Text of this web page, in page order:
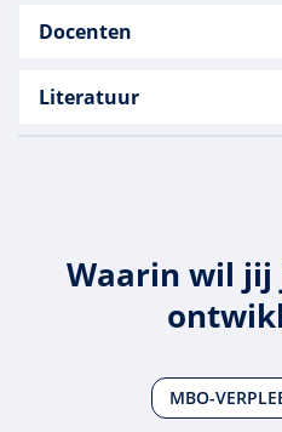
Docenten
Literatuur
Waarin wil jij
MBO-